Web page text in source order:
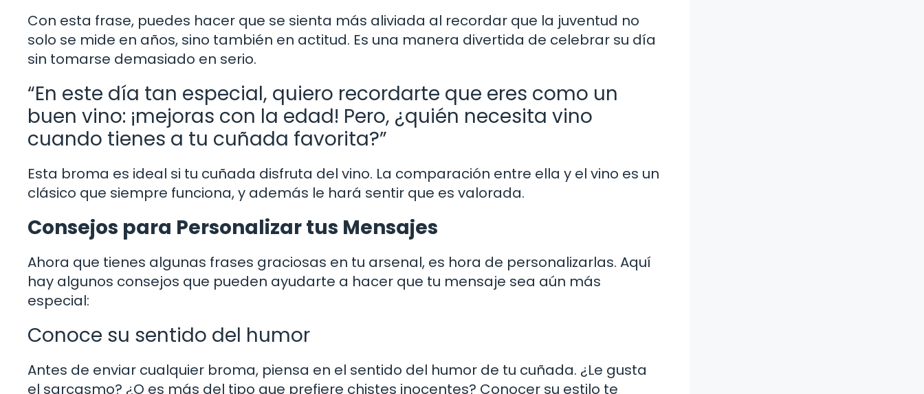
Con esta frase, puedes hacer que se sienta más aliviada al recordar que la juventud no
solo se mide en años, sino también en actitud. Es una manera divertida de celebrar su día
sin tomarse demasiado en serio.
“En este día tan especial, quiero recordarte que eres como un
buen vino: ¡mejoras con la edad! Pero, ¿quién necesita vino
cuando tienes a tu cuñada favorita?”
Esta broma es ideal si tu cuñada disfruta del vino. La comparación entre ella y el vino es un
clásico que siempre funciona, y además le hará sentir que es valorada.
Consejos para Personalizar tus Mensajes
Ahora que tienes algunas frases graciosas en tu arsenal, es hora de personalizarlas. Aquí
hay algunos consejos que pueden ayudarte a hacer que tu mensaje sea aún más
especial:
Conoce su sentido del humor
Antes de enviar cualquier broma, piensa en el sentido del humor de tu cuñada. ¿Le gusta
el sarcasmo? ¿O es más del tipo que prefiere chistes inocentes? Conocer su estilo te